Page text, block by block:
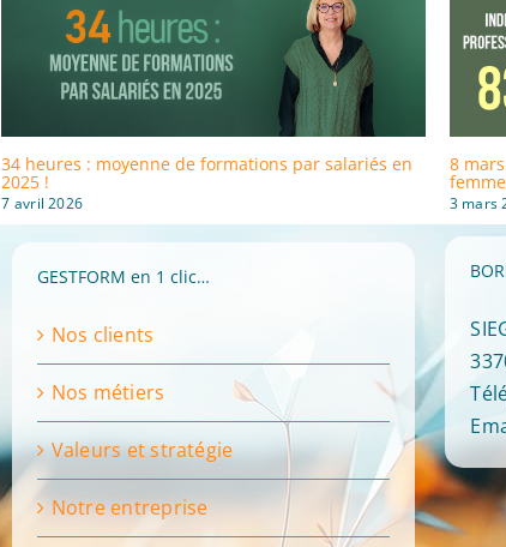
34 heures : moyenne de formations par salariés en
2025 !
7 avril 2026
8
3 mars
GESTFORM en 1 clic…
Nos clients
Nos métiers
Valeurs et stratégie
Notre entreprise